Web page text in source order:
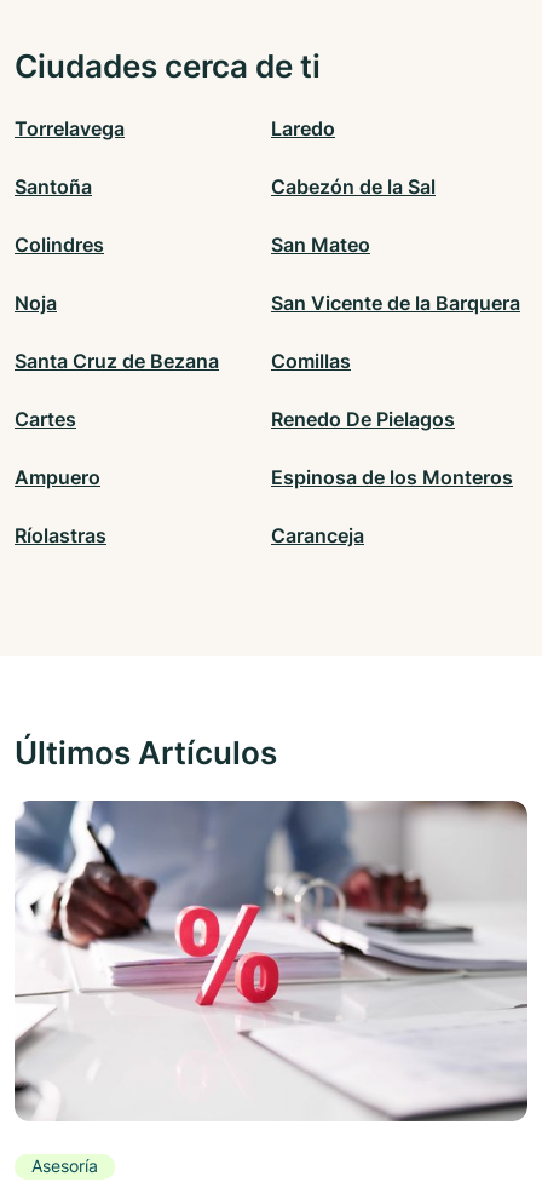
Ciudades cerca de ti
Torrelavega Laredo
Santoña Cabezón de la Sal
Colindres San Mateo
Noja San Vicente de la Barquera
Santa Cruz de Bezana Comillas
Cartes Renedo De Pielagos
Ampuero Espinosa de los Monteros
Ríolastras Caranceja
Últimos Artículos
Asesoría